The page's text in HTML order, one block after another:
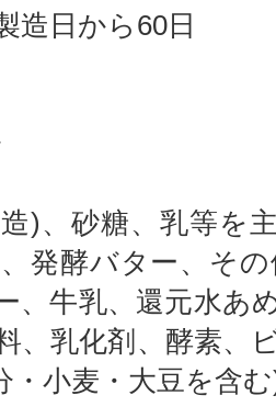
日から60日
)、砂糖、乳等を
発酵バター、そ
、牛乳、還元水あ
、乳化剤、酵素、
・小麦・大豆を含